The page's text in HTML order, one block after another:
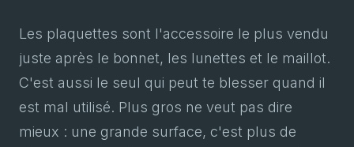
Les plaquettes sont l'accessoire le plus vendu
juste après le bonnet, les lunettes et le maillot.
C'est aussi le seul qui peut te blesser quand il
est mal utilisé. Plus gros ne veut pas dire
mieux : une grande surface, c'est plus de